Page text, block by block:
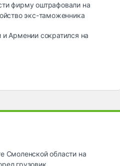
фирму оштрафовали на
экс-таможенника
и Армении сократился на
Смоленской области на
грузовик